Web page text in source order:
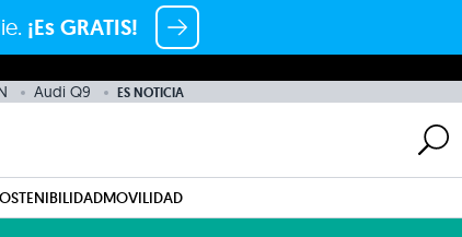
¡Es GRATIS!
Audi Q9 ES NOTICIA
MOVILIDAD